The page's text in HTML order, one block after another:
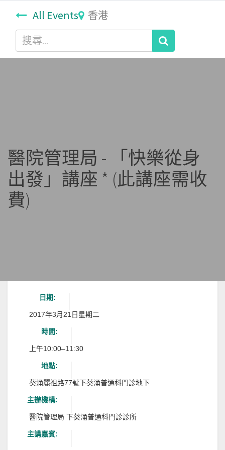
All Events 香港
醫院管理局 - 「快樂從身
出發」講座 * (此講座需收
費)
日期:
2017年3月21日星期二
時間:
上午10:00–11:30
地點:
葵涌麗祖路77號下葵涌普通科門診地下
主辦機構:
醫院管理局 下葵涌普通科門診診所
主講嘉賓: